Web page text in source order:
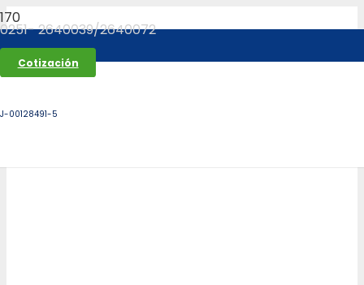
0251- 2640039/2640072
Cotización
J-00128491-5